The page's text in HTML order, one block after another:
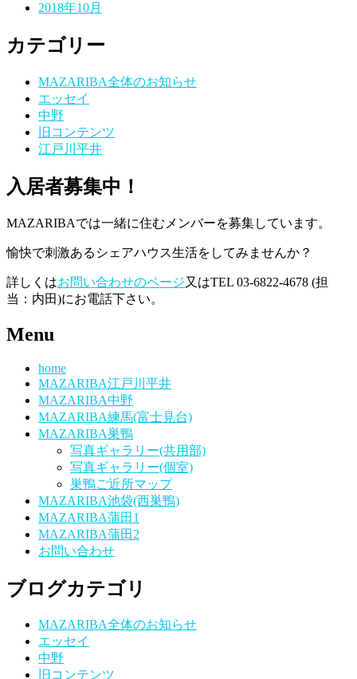
2018年10月
カテゴリー
MAZARIBA全体のお知らせ
エッセイ
中野
旧コンテンツ
江戸川平井
入居者募集中！
MAZARIBAでは一緒に住むメンバーを募集しています。
愉快で刺激あるシェアハウス生活をしてみませんか？
詳しくはお問い合わせのページ又はTEL 03-6822-4678 (担
当：内田)にお電話下さい。
Menu
home
MAZARIBA江戸川平井
MAZARIBA中野
MAZARIBA練馬(富士見台)
MAZARIBA巣鴨
写真ギャラリー(共用部)
写真ギャラリー(個室)
巣鴨ご近所マップ
MAZARIBA池袋(西巣鴨)
MAZARIBA蒲田1
MAZARIBA蒲田2
お問い合わせ
ブログカテゴリ
MAZARIBA全体のお知らせ
エッセイ
中野
旧コンテンツ